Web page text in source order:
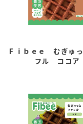
Ｆｉｂｅｅ むぎゅっ
フル ココア